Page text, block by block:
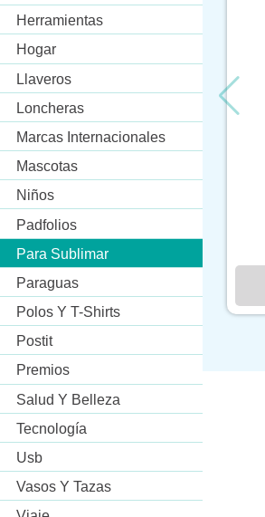
Herramientas
Hogar
Llaveros
Loncheras
Marcas Internacionales
Mascotas
Niños
Padfolios
Para Sublimar
Paraguas
Polos Y T-Shirts
Postit
Premios
Salud Y Belleza
Tecnología
Usb
Vasos Y Tazas